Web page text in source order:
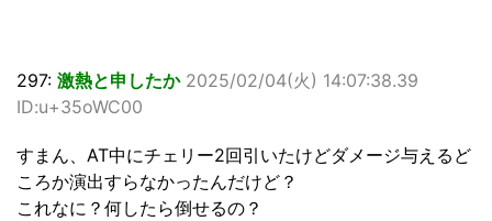
297: 激熱と申したか 2025/02/04(火) 14:07:38.39
ID:u+35oWC00
すまん、AT中にチェリー2回引いたけどダメージ与えるど
ころか演出すらなかったんだけど？
これなに？何したら倒せるの？